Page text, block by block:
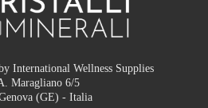
International Wellness Supplies
Maragliano 6/5
(GE) - Italia